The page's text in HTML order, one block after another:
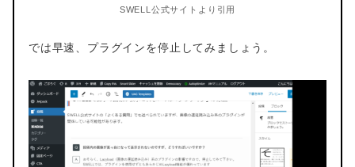
SWELL公式サイトより引用
では早速、プラグインを停止してみましょう。